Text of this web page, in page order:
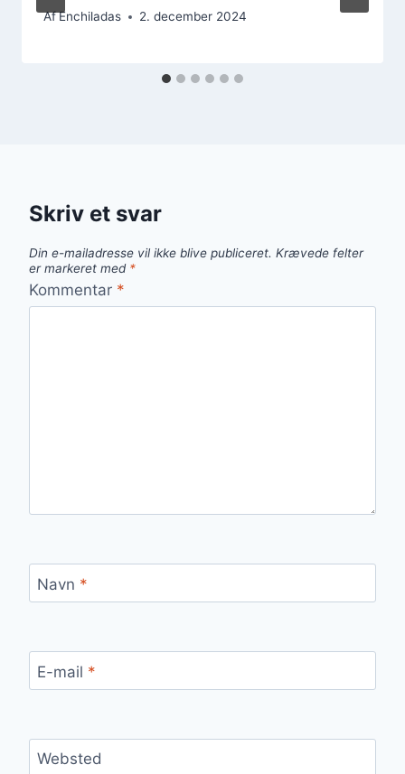
AfEnchiladas 2. december 2024
Skriv et svar
Din e-mailadresse vil ikke blive publiceret. Krævede felter
er markeret med *
Kommentar *
Navn *
E-mail *
Websted